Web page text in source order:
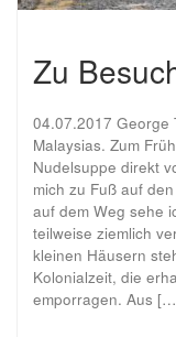
Zu
04.07.2017 George
Malaysias. Zum
Nudelsuppe direkt
mich zu Fuß auf
auf dem Weg sehe
teilweise ziemlich
kleinen Häusern
Kolonialzeit, die
emporragen. Aus